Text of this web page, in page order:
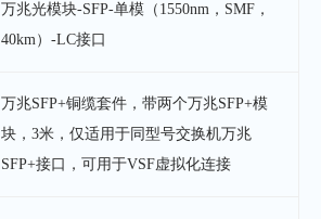
万兆光模块-SFP-单模（1550nm，SMF，
40km）-LC接口
万兆SFP+铜缆套件，带两个万兆SFP+模
块，3米，仅适用于同型号交换机万兆
SFP+接口，可用于VSF虚拟化连接